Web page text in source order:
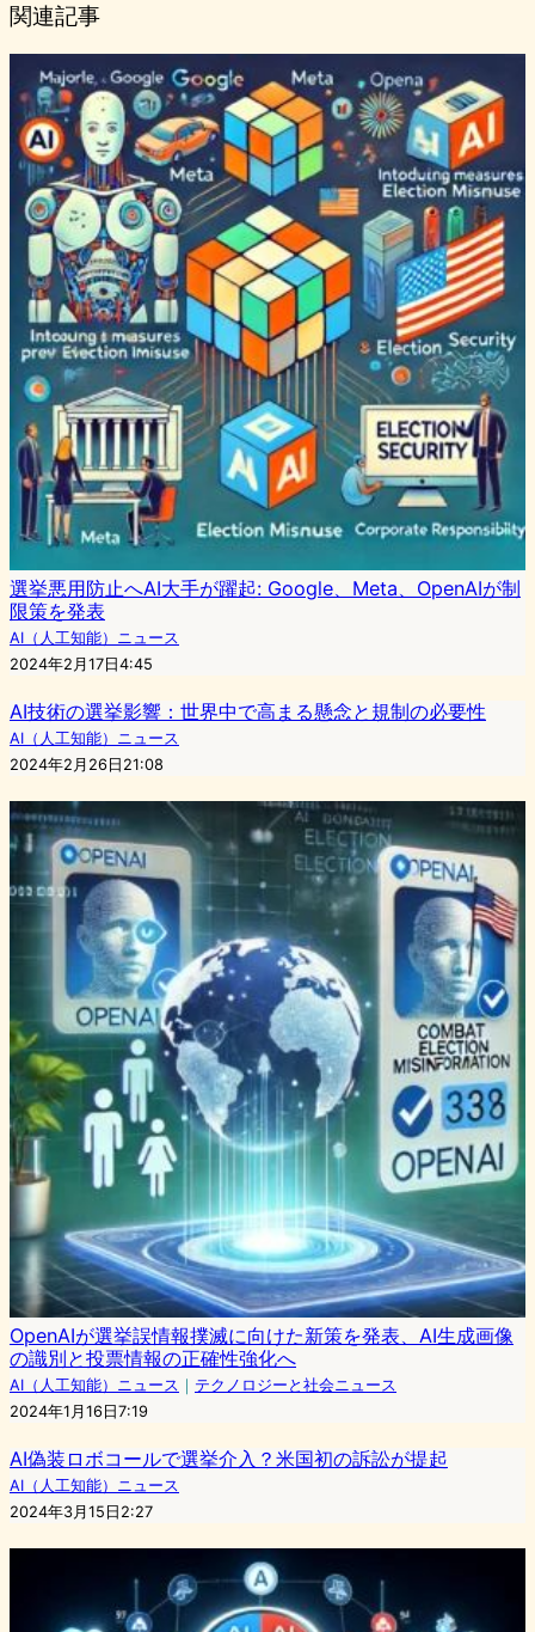
関連記事
選挙悪用防止へAI大手が躍起: Google、Meta、OpenAIが制
限策を発表
AI（人工知能）ニュース
2024年2月17日4:45
AI技術の選挙影響：世界中で高まる懸念と規制の必要性
AI（人工知能）ニュース
2024年2月26日21:08
OpenAIが選挙誤情報撲滅に向けた新策を発表、AI生成画像
の識別と投票情報の正確性強化へ
AI（人工知能）ニュース ｜ テクノロジーと社会ニュース
2024年1月16日7:19
AI偽装ロボコールで選挙介入？米国初の訴訟が提起
AI（人工知能）ニュース
2024年3月15日2:27